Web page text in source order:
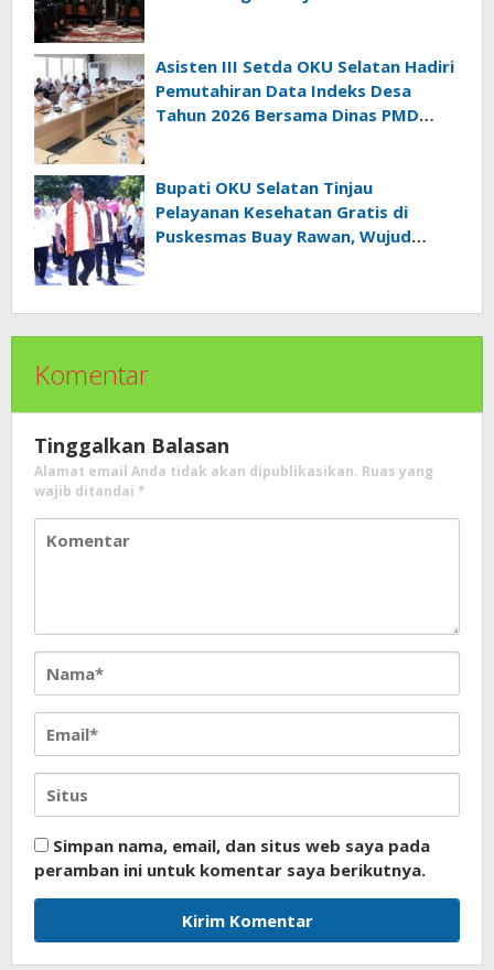
Asisten III Setda OKU Selatan Hadiri
Pemutahiran Data Indeks Desa
Tahun 2026 Bersama Dinas PMD
Bupati OKU Selatan Tinjau
Pelayanan Kesehatan Gratis di
Puskesmas Buay Rawan, Wujud
Komentar
Tinggalkan Balasan
Alamat email Anda tidak akan dipublikasikan. Ruas yang
wajib ditandai *
Simpan nama, email, dan situs web saya pada
peramban ini untuk komentar saya berikutnya.